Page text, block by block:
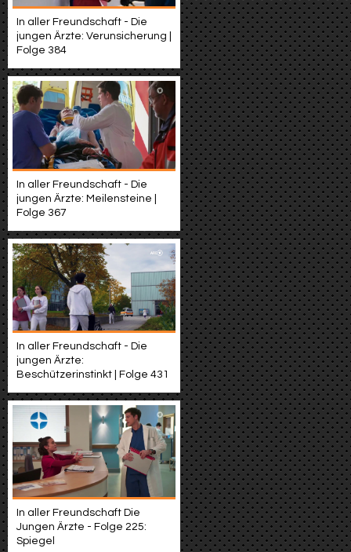
In aller Freundschaft - Die
jungen Ärzte: Verunsicherung |
Folge 384
In aller Freundschaft - Die
jungen Ärzte: Meilensteine |
Folge 367
In aller Freundschaft - Die
jungen Ärzte:
Beschützerinstinkt | Folge 431
In aller Freundschaft Die
Jungen Ärzte - Folge 225:
Spiegel